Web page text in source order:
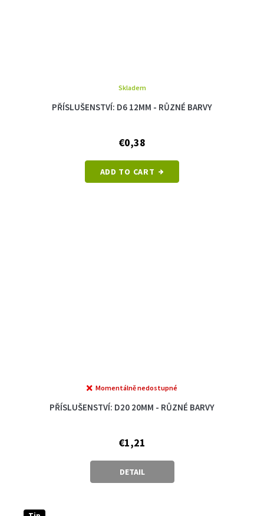
PŘÍSLUŠENSTVÍ: D6 12MM - RŮZNÉ BARVY
Skladem
€0,38
ADD TO CART
PŘÍSLUŠENSTVÍ: D20 20MM - RŮZNÉ BARVY
Momentálně nedostupné
€1,21
DETAIL